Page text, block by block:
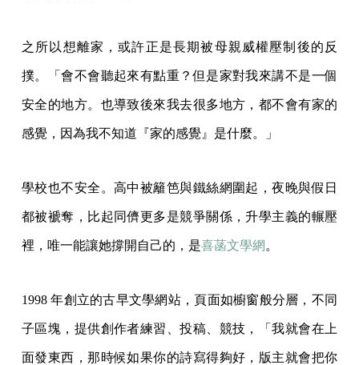
之所以想離家，或許正是長期被母親威權壓制後的反
撲。「會不會聽起來有點重？但是家對我來講不是一個
安全的地方。也導致後來我去很多地方，都不會有家的
感覺，因為我不知道『家的感覺』是什麼。」
學校也不安全。高中被籬笆與鐵絲網圍起，夜晚與假日
都被褫奪，比起同儕更多是競爭關係，升學主義的輾壓
裡，唯一能讓她撐開自己的，是喜菡文學網 。
1998 年創立的古早文學網站，頁面如櫥窗般分層，不同
子區塊，提供創作者練習、投稿、競技，「我就會在上
面發東西，那時候如果你的詩寫得夠好，版主就會把你